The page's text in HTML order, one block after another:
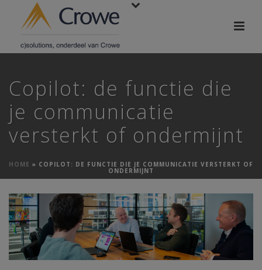
Copilot: de functie die
je communicatie
versterkt of ondermijnt
HOME » COPILOT: DE FUNCTIE DIE JE COMMUNICATIE VERSTERKT OF
ONDERMIJNT